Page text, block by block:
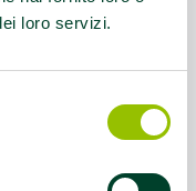
loro servizi.